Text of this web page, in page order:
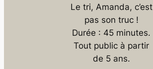
Le tri, Amanda, c’est
pas son truc !
Durée : 45 minutes.
Tout public à partir
de 5 ans.